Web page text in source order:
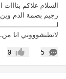
السلام علاكم
رجيم بصمة الدم وين
لاتطنشوووني انا
5
التعليقات إعجاب0